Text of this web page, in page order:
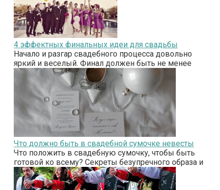
4 эффектных финальных идеи для свадьбы
Начало и разгар свадебного процесса довольно
яркий и веселый. Финал должен быть не менее
Что должно быть в свадебной сумочке невесты
Что положить в свадебную сумочку, чтобы быть
готовой ко всему? Секреты безупречного образа и